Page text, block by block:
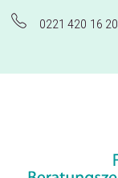
0221 420 16 20